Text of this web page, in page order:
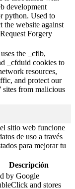
development
python. Used to
the website against
Forgery
the _cflb,
_cfduid cookies to
resources,
and protect our
sites from malicious
sitio web funcione
de uso a través
para mejorar tu
Descripción
by Google
and stores